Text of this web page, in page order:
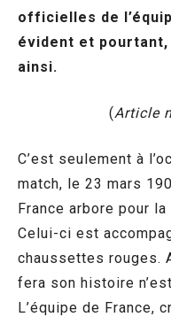
officielles de
évident et pourtant,
ainsi.
(Article
C’est seulement à
match, le 23 mars
France arbore pour
Celui-ci est
chaussettes rouges.
fera son histoire
L’équipe de France,